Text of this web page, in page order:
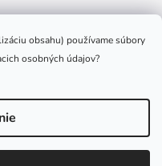
obsahu) používame súbory
osobných údajov?